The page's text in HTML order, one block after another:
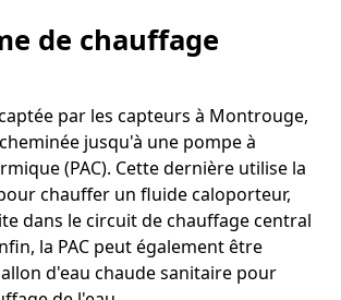
de chauffage
par les capteurs à Montrouge,
jusqu'à une pompe à
(PAC). Cette dernière utilise la
chauffer un fluide caloporteur,
dans le circuit de chauffage central
la PAC peut également être
d'eau chaude sanitaire pour